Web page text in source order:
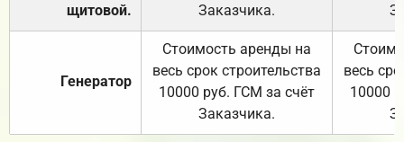
щитовой.
Заказчика.
Генератор
Стоимость аренды на
весь срок строительства
10000 руб. ГСМ за счёт
Заказчика.
весь
10000